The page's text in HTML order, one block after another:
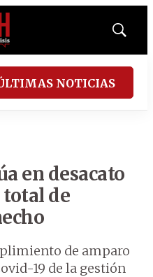
Mostrar
NOTICIAS
en desacato
de
de amparo
19 de la gestión